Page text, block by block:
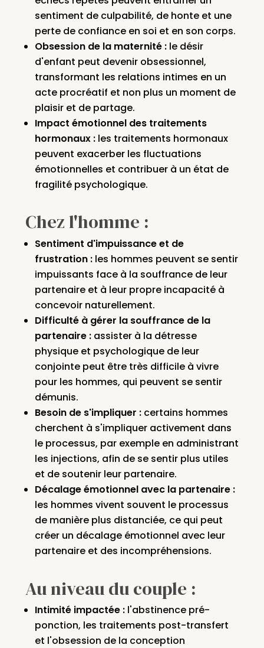
sentiment de culpabilité, de honte et une
perte de confiance en soi et en son corps.
Obsession de la maternité :le désir
d'enfant peut devenir obsessionnel,
transformant les relations intimes en un
acte procréatif et non plus un moment de
plaisir et de partage.
Impact émotionnel des traitements
hormonaux :les traitements hormonaux
peuvent exacerber les fluctuations
émotionnelles et contribuer à un état de
fragilité psychologique.
Chez l'homme :
Sentiment d'impuissance et de
frustration :les hommes peuvent se sentir
impuissants face à la souffrance de leur
partenaire et à leur propre incapacité à
concevoir naturellement.
Difficulté à gérer la souffrance de la
partenaire :assister à la détresse
physique et psychologique de leur
conjointe peut être très difficile à vivre
pour les hommes, qui peuvent se sentir
démunis.
Besoin de s'impliquer :certains hommes
cherchent à s'impliquer activement dans
le processus, par exemple en administrant
les injections, afin de se sentir plus utiles
et de soutenir leur partenaire.
Décalage émotionnel avec la partenaire :
les hommes vivent souvent le processus
de manière plus distanciée, ce qui peut
créer un décalage émotionnel avec leur
partenaire et des incompréhensions.
Au niveau du couple :
Intimité impactée :l'abstinence pré-
ponction, les traitements post-transfert
et l'obsession de la conception